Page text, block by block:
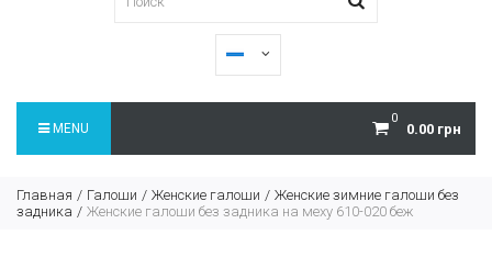
0
0.00 грн
MENU
Главная Галоши Женские галоши
Женские зимние галоши без
задника
Женские галоши без задника на меху 610-020 беж